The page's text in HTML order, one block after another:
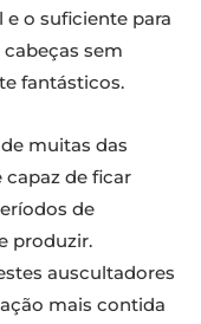
o suficiente para
sem
fantásticos.
muitas das
capaz de ficar
de
produzir.
auscultadores
mais contida